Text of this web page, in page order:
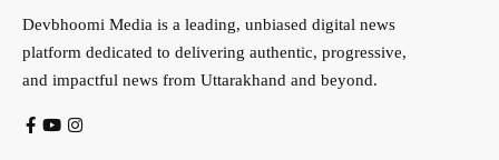
Devbhoomi Media is a leading, unbiased digital news
platform dedicated to delivering authentic, progressive,
and impactful news from Uttarakhand and beyond.